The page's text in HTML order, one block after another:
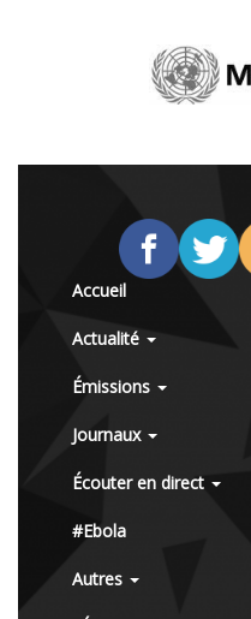
Accueil
Actualité
Émissions
Journaux
Écouter en direct
#Ebola
Autres